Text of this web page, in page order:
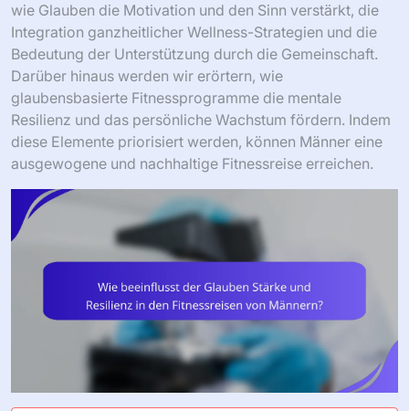
wie Glauben die Motivation und den Sinn verstärkt, die
Integration ganzheitlicher Wellness-Strategien und die
Bedeutung der Unterstützung durch die Gemeinschaft.
Darüber hinaus werden wir erörtern, wie
glaubensbasierte Fitnessprogramme die mentale
Resilienz und das persönliche Wachstum fördern. Indem
diese Elemente priorisiert werden, können Männer eine
ausgewogene und nachhaltige Fitnessreise erreichen.